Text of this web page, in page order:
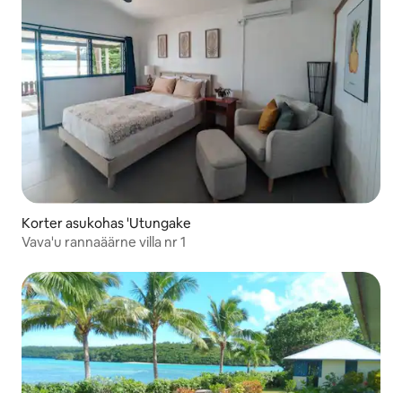
Korter asukohas 'Utungake
Vava'u rannaäärne villa nr 1